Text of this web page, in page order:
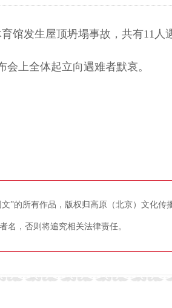
发生屋顶坍塌事故，共有11人遇
上全体起立向遇难者默哀。
”的所有作品，版权归高原（北京）文化传
名，否则将追究相关法律责任。